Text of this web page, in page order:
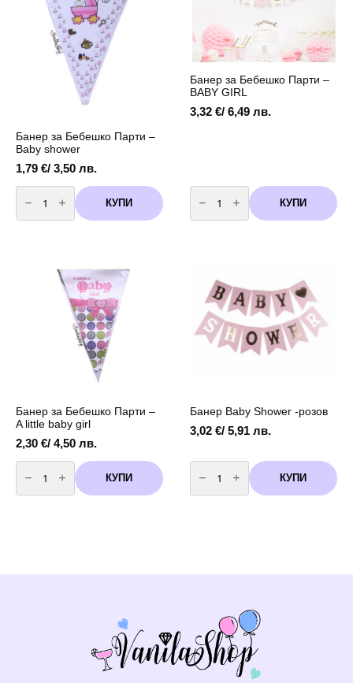
метра
Банер за Бебешко Парти –
Baby shower
1,79 €/ 3,50 лв.
количество
за
Банер
за
КУПИ
Банер за Бебешко Парти –
BABY GIRL
3,32 €/ 6,49 лв.
количество
за
Банер
за
КУПИ
Банер за Бебешко Парти –
A little baby girl
2,30 €/ 4,50 лв.
количество
за
Банер
за
КУПИ
Банер Baby Shower -розов
3,02 €/ 5,91 лв.
количество
за
Банер
Baby
КУПИ